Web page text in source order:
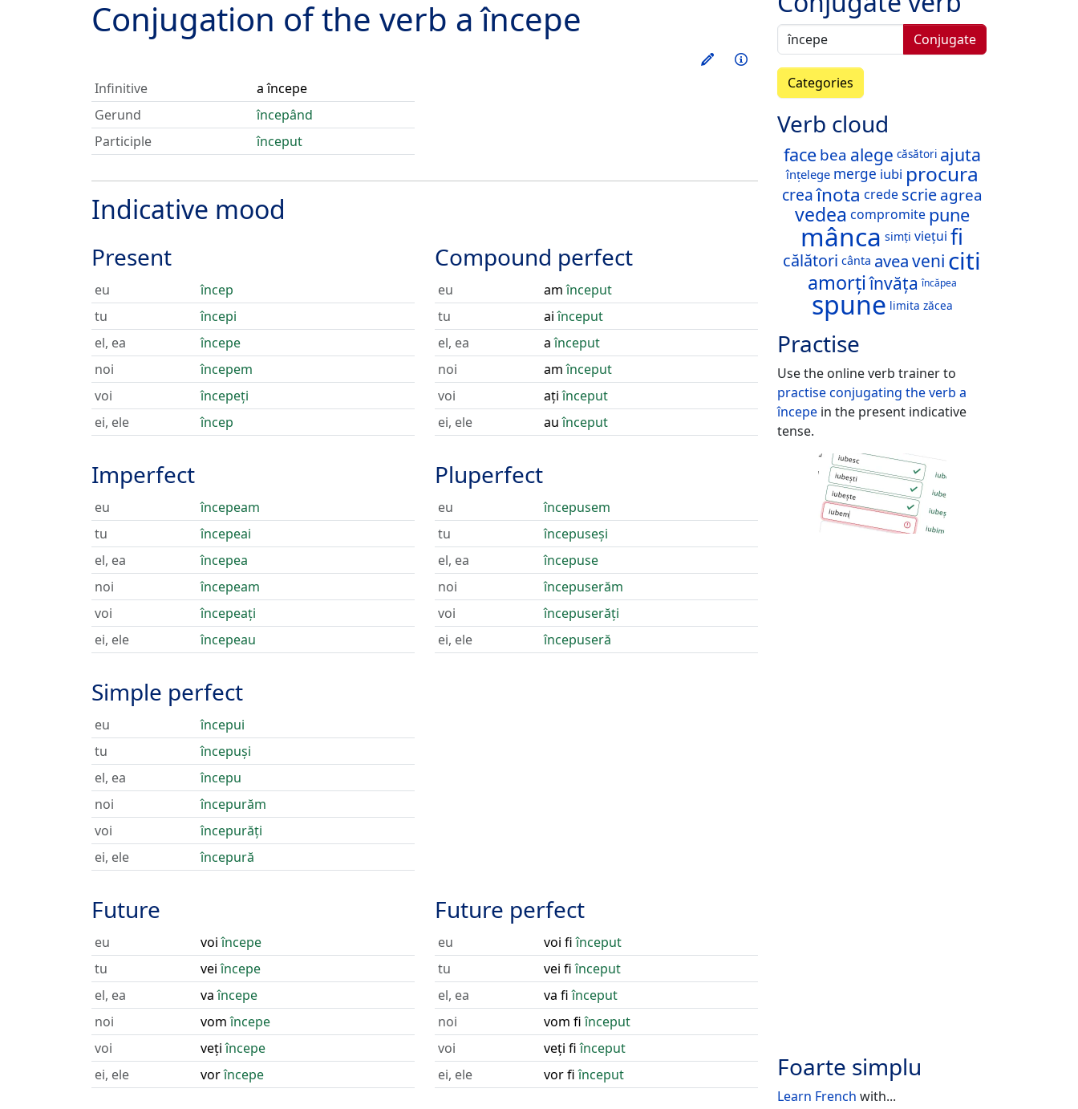
Conjugation of the verb a începe
Train this verb
Info
Infinitive
a începe
Gerund
începând
Participle
început
Indicative mood
Present
eu
încep
tu
începi
el, ea
începe
noi
începem
voi
începeți
ei, ele
încep
Imperfect
eu
începeam
tu
începeai
el, ea
începea
noi
începeam
voi
începeați
ei, ele
începeau
Simple perfect
eu
începui
tu
începuși
el, ea
începu
noi
începurăm
voi
începurăți
ei, ele
începură
Compound perfect
eu amînceput
tu
aiînceput
el, ea
aînceput
noi
amînceput
voi
ațiînceput
ei, ele
auînceput
Pluperfect
eu
începusem
tu
începuseși
el, ea
începuse
noi
începuserăm
voi
începuserăți
ei, ele
începuseră
Future
eu voiîncepe
tu
veiîncepe
el, ea
vaîncepe
noi
vomîncepe
voi
vețiîncepe
ei, ele
vorîncepe
Future perfect
eu voi fiînceput
tu
vei fiînceput
el, ea
va fiînceput
noi
vom fiînceput
voi
veți fiînceput
ei, ele
vor fiînceput
Conjugate
Categories
Verb cloud
face bea alege căsători ajuta
înțelege merge iubi procura
creaînota crede scrie agrea
vedea compromite pune
mânca simți viețui fi
călători cânta aveaveni citi
amorțiînvăța încăpea
spune limita zăcea
Practise
Use the online verb trainer to
practise conjugating the verb a
începe in the present indicative
tense.
Foarte simplu
Learn French with...